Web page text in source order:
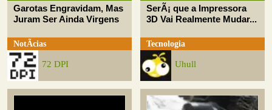
Garotas Engravidam, Mas
Juram Ser Ainda Virgens
NotÃ­cias
72 DPI
SerÃ¡ que a Impressora
3D Vai Realmente Mudar...
Tecnologia
Uhull